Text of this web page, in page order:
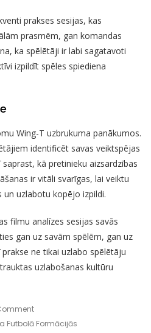
prakses sesijas, kas
prasmēm, gan komandas
ka spēlētāji ir labi sagatavoti
izpildīt spēles spiediena
Wing-T uzbrukuma panākumos.
identificēt savas veiktspējas
kā pretinieku aizsardzības
ir vitāli svarīgas, lai veiktu
uzlabotu kopējo izpildi.
filmu analīzes sesijas savās
gan uz savām spēlēm, gan uz
ne tikai uzlabo spēlētāju
uzlabošanas kultūru
On
Aizmugures
Futbolā Formācijās